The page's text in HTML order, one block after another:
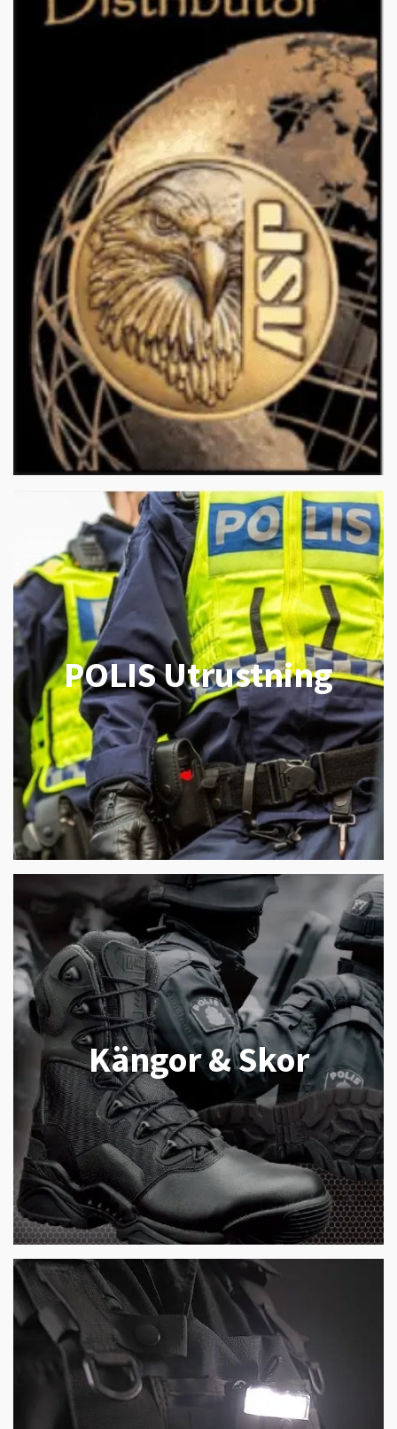
POLIS Utrustning
Kängor & Skor